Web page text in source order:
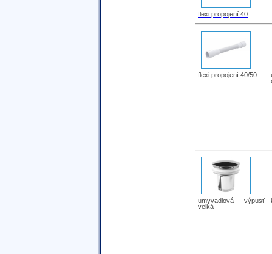
flexi propojení 40
flexi propojení 40/50
umyvadlová výpusť
velká